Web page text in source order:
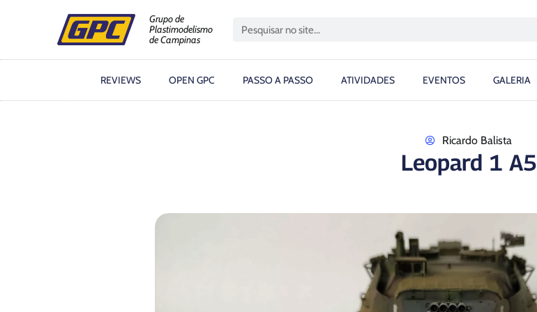
Grupo de
Plastimodelismo
de Campinas
REVIEWS OPEN GPC PASSO A PASSO ATIVIDADES EVENTOS GALERIA
Ricardo Balista
Leopard 1 A5